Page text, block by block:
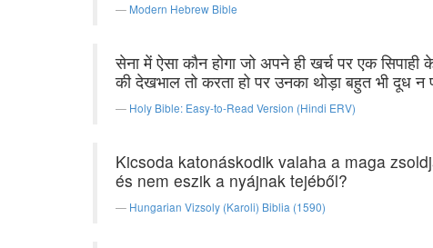
Modern Hebrew Bible
सेना में ऐसा कौन होगा जो अपने ही खर्च पर एक
की देखभाल तो करता हो पर उनका थोड़ा बहुत भी दूध न
Holy Bible: Easy-to-Read Version (Hindi ERV)
Kicsoda katonáskodik valaha a maga
és nem eszik a nyájnak tejéből?
Hungarian Vizsoly (Karoli) Biblia (1590)